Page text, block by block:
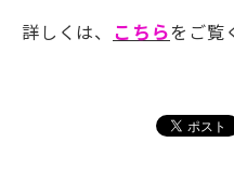
詳しくは、 こちらをご覧